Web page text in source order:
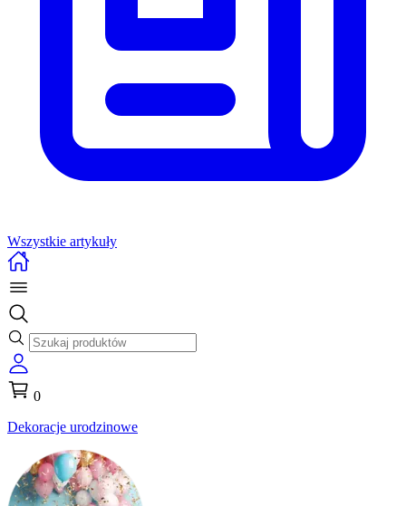
Wszystkie artykuły
0
Dekoracje urodzinowe